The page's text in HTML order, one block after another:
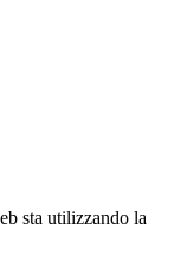
sta utilizzando la